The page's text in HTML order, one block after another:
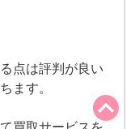
点は評判が良い
ます。